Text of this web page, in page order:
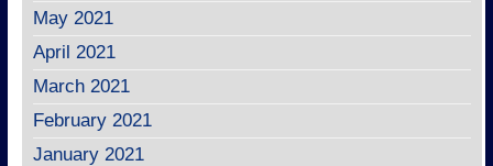
May 2021
April 2021
March 2021
February 2021
January 2021